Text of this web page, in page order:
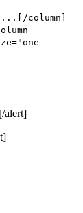
column]
alert]